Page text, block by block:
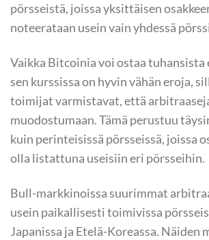
pörsseistä, joissa yksittäisen
noteerataan usein vain yhdessä
Vaikka Bitcoinia voi ostaa tuhansista
sen kurssissa on hyvin vähän eroja,
toimijat varmistavat, että
muodostumaan. Tämä perustuu
kuin perinteisissä pörsseissä, joissa
olla listattuna useisiin eri pörsseihin.
Bull-markkinoissa suurimmat
usein paikallisesti toimivissa
Japanissa ja Etelä-Koreassa. Näiden